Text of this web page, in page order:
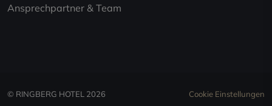
Ansprechpartner & Team
© RINGBERG HOTEL 2026 Cookie Einstellungen